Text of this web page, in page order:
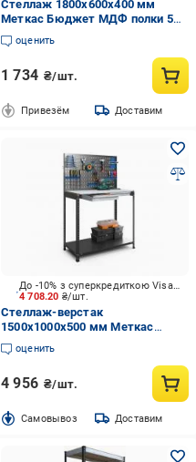
Стеллаж 1800x600x400 мм
Меткас Бюджет МДФ полки 5
шт. цинкованный
оценить
1 734 ₴/шт.
Привезём Доставим
4 708.20 ₴/шт.
До -10% з суперкредиткою Visa Вигода
Стеллаж-верстак
1500x1000x500 мм Меткас
Верстак антрацит металл
крашенный
оценить
4 956 ₴/шт.
Cамовывоз Доставим